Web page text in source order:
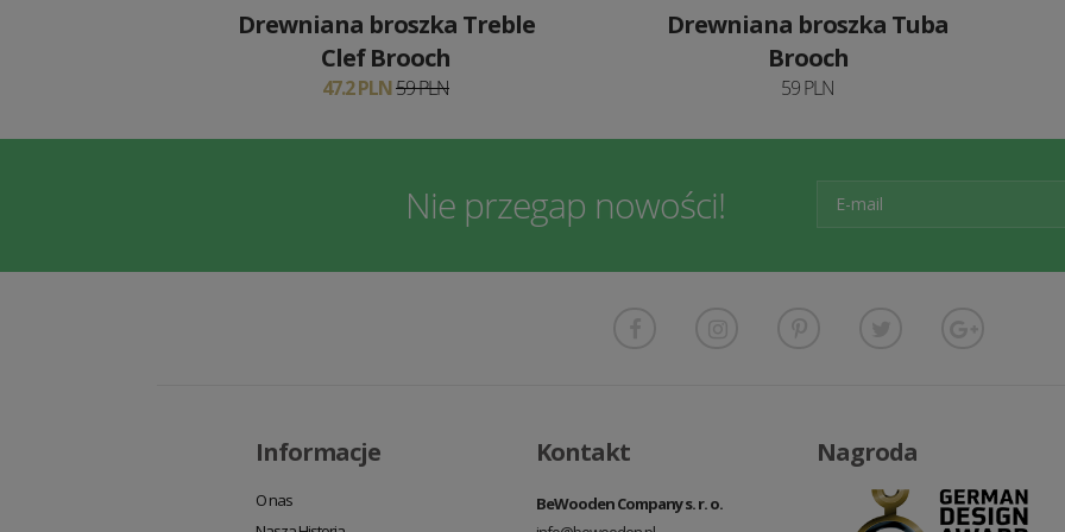
Drewniana broszka Treble
Clef Brooch
47.2 PLN59 PLN
Drewniana broszka Tuba
Brooch
59 PLN
Nie przegap nowości!
Informacje
O nas
Kontakt
BeWooden Company s. r. o.
Nagroda